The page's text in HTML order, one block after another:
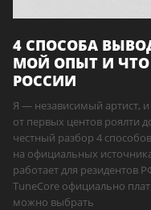
4 СПОСОБА
МОЙ ОПЫТ И ЧТО
РОССИИ
Я — независимый артист,
от первых центов роялти
честный разбор 4
на официальных
работает для резидентов
TuneCore официально
можно выбрать